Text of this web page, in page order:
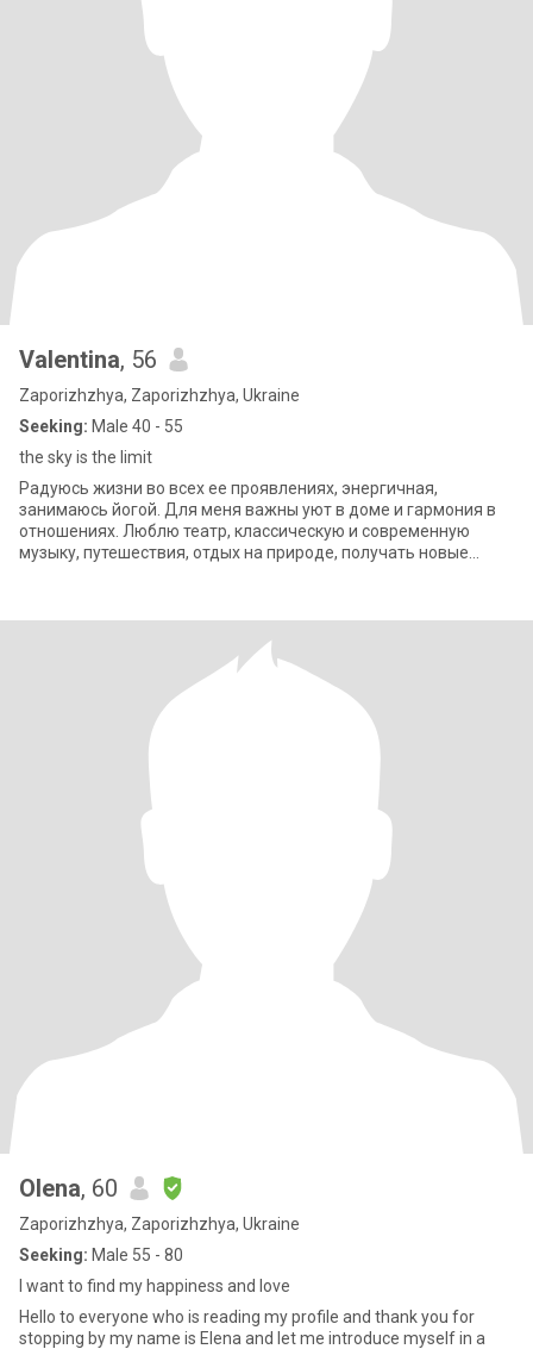
Valentina, 56
Zaporizhzhya, Zaporizhzhya, Ukraine
Seeking: Male 40 - 55
the sky is the limit
Радуюсь жизни во всех ее проявлениях, энергичная,
занимаюсь йогой. Для меня важны уют в доме и гармония в
отношениях. Люблю театр, классическую и современную
музыку, путешествия, отдых на природе, получать новые
Olena, 60
Zaporizhzhya, Zaporizhzhya, Ukraine
Seeking: Male 55 - 80
I want to find my happiness and love
Hello to everyone who is reading my profile and thank you for
stopping by my name is Elena and let me introduce myself in a